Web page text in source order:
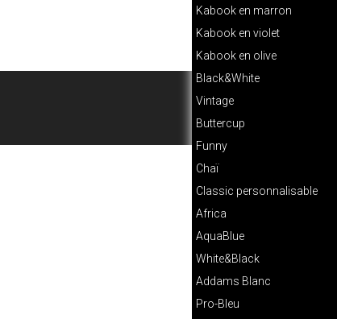
Kabook en marron
Kabook en violet
Kabook en olive
Black&White
Vintage
Buttercup
Funny
Chaï
Classic personnalisable
Africa
AquaBlue
White&Black
Addams Blanc
Pro-Bleu